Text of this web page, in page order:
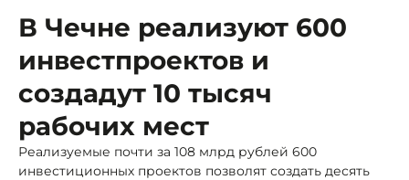
В Чечне реализуют 600
инвестпроектов и
создадут 10 тысяч
рабочих мест
Реализуемые почти за 108 млрд рублей 600
инвестиционных проектов позволят создать десять